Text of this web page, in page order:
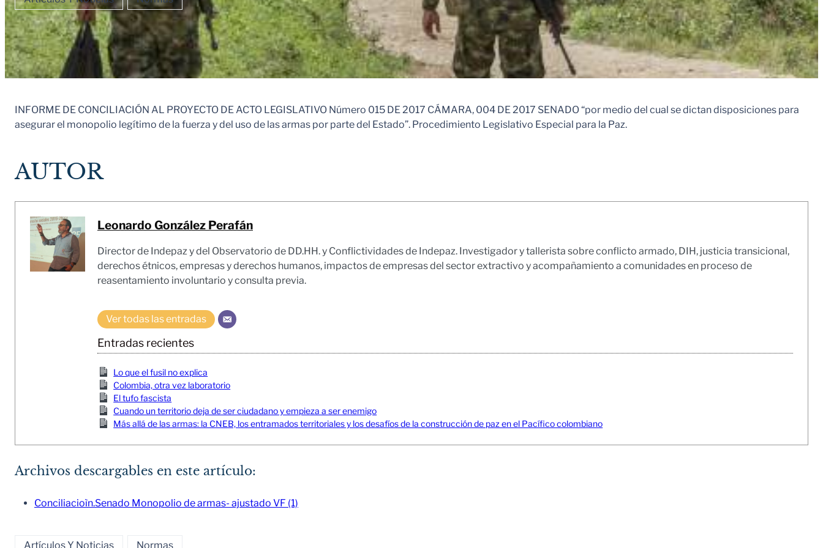
INFORME DE CONCILIACIÓN AL PROYECTO DE ACTO LEGISLATIVO Número 015 DE 2017 CÁMARA, 004 DE 2017 SENADO “por medio del cual se dictan disposiciones para
asegurar el monopolio legítimo de la fuerza y del uso de las armas por parte del Estado”. Procedimiento Legislativo Especial para la Paz.
AUTOR
Leonardo González Perafán
Director de Indepaz y del Observatorio de DD.HH. y Conflictividades de Indepaz. Investigador y tallerista sobre conflicto armado, DIH, justicia transicional,
derechos étnicos, empresas y derechos humanos, impactos de empresas del sector extractivo y acompañamiento a comunidades en proceso de
reasentamiento involuntario y consulta previa.
Ver todas las entradas
Entradas recientes
Lo que el fusil no explica
Colombia, otra vez laboratorio
El tufo fascista
Cuando un territorio deja de ser ciudadano y empieza a ser enemigo
Más allá de las armas: la CNEB, los entramados territoriales y los desafíos de la construcción de paz en el Pacífico colombiano
Archivos descargables en este artículo:
Conciliacioìn.Senado Monopolio de armas- ajustado VF (1)
Artículos Y Noticias Normas